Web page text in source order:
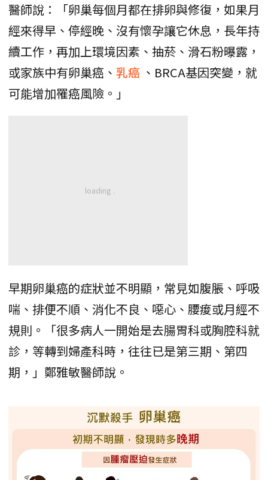
醫師說：「卵巢每個月都在排卵與修復，如果月
經來得早、停經晚、沒有懷孕讓它休息，長年持
續工作，再加上環境因素、抽菸、滑石粉曝露，
或家族中有卵巢癌、 乳癌 、BRCA基因突變，就
可能增加罹癌風險。」
早期卵巢癌的症狀並不明顯，常見如腹脹、呼吸
喘、排便不順、消化不良、噁心、腰痠或月經不
規則。「很多病人一開始是去腸胃科或胸腔科就
診，等轉到婦產科時，往往已是第三期、第四
期，」鄭雅敏醫師說。